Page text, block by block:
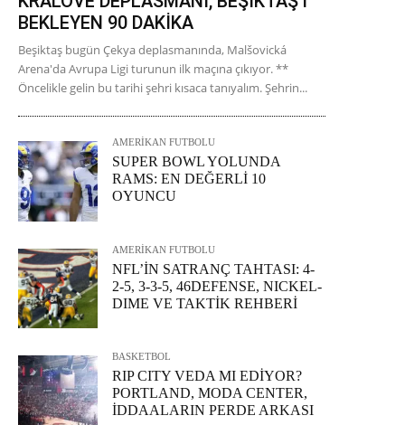
BEKLEYEN 90 DAKİKA
Beşiktaş bugün Çekya deplasmanında, Malšovická
Arena'da Avrupa Ligi turunun ilk maçına çıkıyor. **
Öncelikle gelin bu tarihi şehri kısaca tanıyalım. Şehrin...
AMERİKAN FUTBOLU
SUPER BOWL YOLUNDA
RAMS: EN DEĞERLİ 10
OYUNCU
AMERİKAN FUTBOLU
NFL’İN SATRANÇ TAHTASI: 4-
2-5, 3-3-5, 46DEFENSE, NICKEL-
DIME VE TAKTİK REHBERİ
BASKETBOL
RIP CITY VEDA MI EDİYOR?
PORTLAND, MODA CENTER,
İDDAALARIN PERDE ARKASI